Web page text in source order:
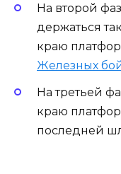
На второй
держаться
краю
Железных
На третьей
краю
последней